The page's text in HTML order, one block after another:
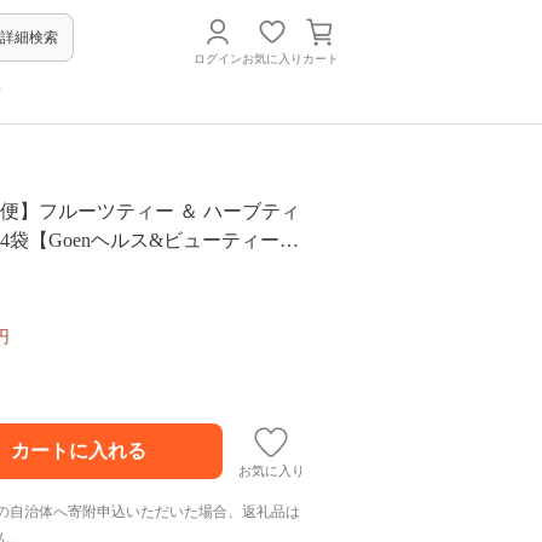
詳細検索
ログインお気に入り カート
便】フルーツティー ＆ ハーブティ
袋【Goenヘルス&ビューティー】
お気に入り
自治体へ寄附申込いただいた場合、返礼品は